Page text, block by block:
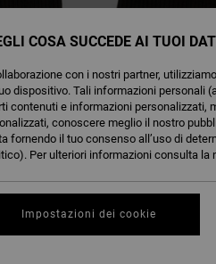
COSA SUCCEDE AI TUOI
con i nostri partner,
dispositivo. Tali informazioni personali
contenuti e informazioni personalizzati,
conoscere meglio il nostro
fornendo il tuo consenso all’uso di
Per ulteriori informazioni consulta la
Impostazioni dei cookie